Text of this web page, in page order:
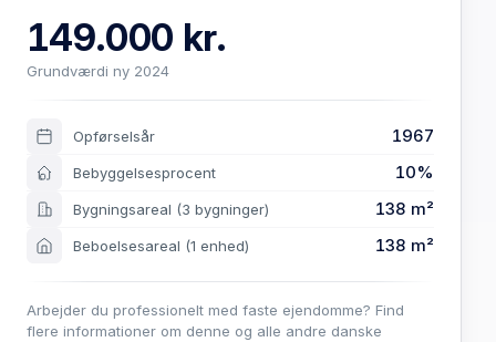
149.000 kr.
Grundværdi ny 2024
Opførselsår 1967
Bebyggelsesprocent 10%
Bygningsareal (3 bygninger) 138 m²
Beboelsesareal (1 enhed) 138 m²
Arbejder du professionelt med faste ejendomme? Find
flere informationer om denne og alle andre danske